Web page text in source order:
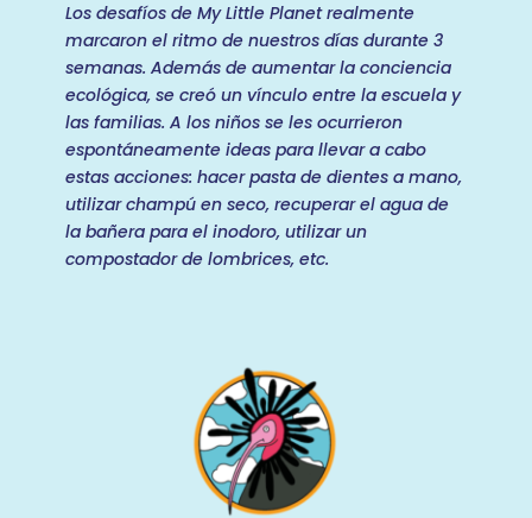
Los desafíos de My Little Planet realmente
marcaron el ritmo de nuestros días durante 3
semanas. Además de aumentar la conciencia
ecológica, se creó un vínculo entre la escuela y
las familias. A los niños se les ocurrieron
espontáneamente ideas para llevar a cabo
estas acciones: hacer pasta de dientes a mano,
utilizar champú en seco, recuperar el agua de
la bañera para el inodoro, utilizar un
compostador de lombrices, etc.